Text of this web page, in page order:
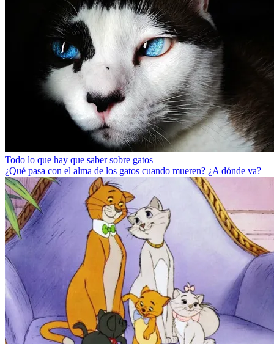
Todo lo que hay que saber sobre gatos
¿Qué pasa con el alma de los gatos cuando mueren? ¿A dónde va?